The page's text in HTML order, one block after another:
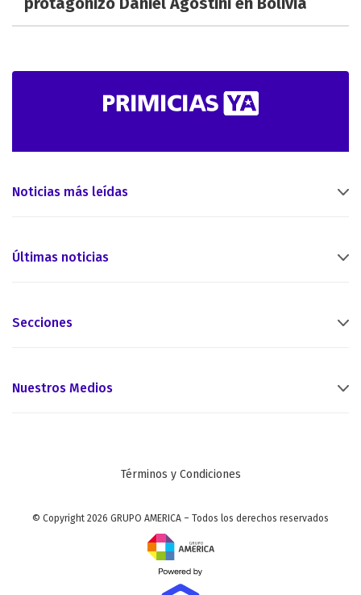
Noticias más leídas
Últimas noticias
Secciones
Nuestros Medios
Términos y Condiciones
© Copyright 2026 GRUPO AMERICA – Todos los derechos reservados